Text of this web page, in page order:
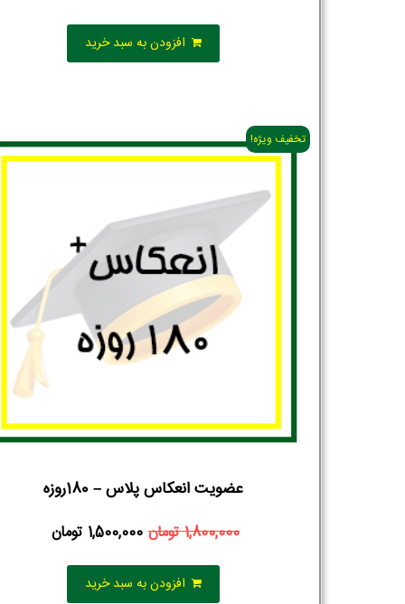
افزودن به سبد خرید
تخفیف ویژه!
عضویت انعکاس پلاس – 180روزه
1,800,000تومان 1,500,000 تومان
افزودن به سبد خرید